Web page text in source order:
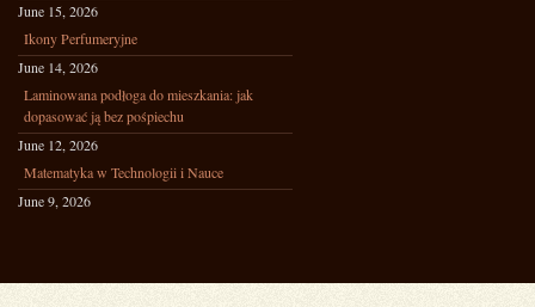
June 15, 2026
Ikony Perfumeryjne
June 14, 2026
Laminowana podłoga do mieszkania: jak
dopasować ją bez pośpiechu
June 12, 2026
Matematyka w Technologii i Nauce
June 9, 2026